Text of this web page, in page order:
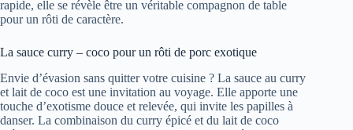
rapide, elle se révèle être un véritable compagnon de table
pour un rôti de caractère.
La sauce curry – coco pour un rôti de porc exotique
Envie d’évasion sans quitter votre cuisine ? La sauce au curry
et lait de coco est une invitation au voyage. Elle apporte une
touche d’exotisme douce et relevée, qui invite les papilles à
danser. La combinaison du curry épicé et du lait de coco